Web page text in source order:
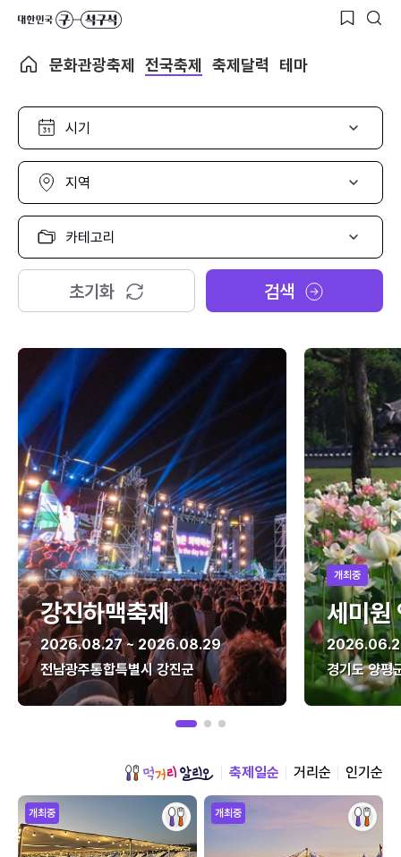
문화관광축제 전국축제 축제달력 테마
시
선
택
지
선
택
카
고
리
택
초기화 검색
강진하맥축제
2026.08.27 ~ 2026.08.29
전남광주통합특별시 강진군
개최중
세미원
경기도 양평
축제일순 거리순 인기순
개최중 개최중